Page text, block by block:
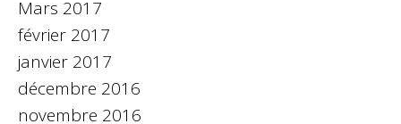
Mars 2017
février 2017
janvier 2017
décembre 2016
novembre 2016